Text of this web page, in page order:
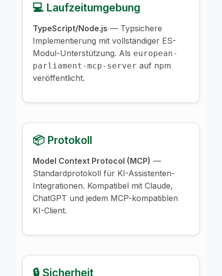
💻 Laufzeitumgebung
TypeScript/Node.js — Typsichere
Implementierung mit vollständiger ES-
Modul-Unterstützung. Als european-
parliament-mcp-server auf npm
veröffentlicht.
📦 Protokoll
Model Context Protocol (MCP) —
Standardprotokoll für KI-Assistenten-
Integrationen. Kompatibel mit Claude,
ChatGPT und jedem MCP-kompatiblen
KI-Client.
🔒 Sicherheit